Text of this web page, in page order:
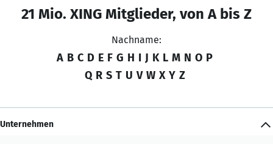
21 Mio. XING Mitglieder, von A bis Z
Nachname:
A B C D E F G H I J K L M N O P
Q R S T U V W X Y Z
Unternehmen